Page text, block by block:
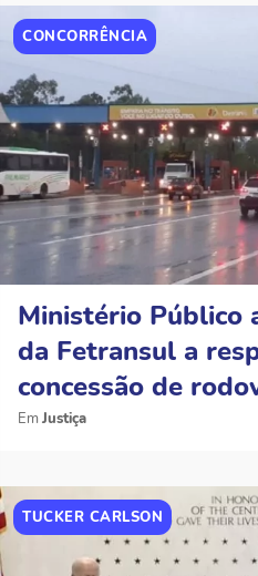
CONCORRÊNCIA
Ministério Público
da Fetransul a
concessão de
Justiça
TUCKER CARLSON